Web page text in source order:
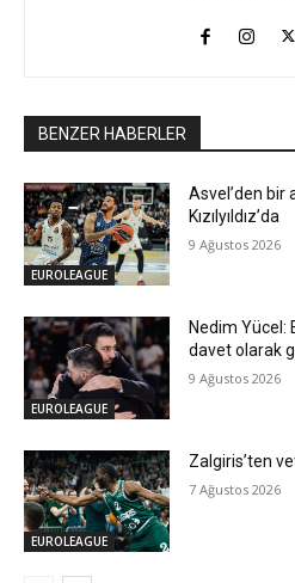
BENZER HABERLER
EUROLEAGUE
Asvel’den bir
Kızılyıldız’da
9 Ağustos 2026
EUROLEAGUE
Nedim Yücel:
davet olarak
9 Ağustos 2026
EUROLEAGUE
Zalgiris’ten
7 Ağustos 2026